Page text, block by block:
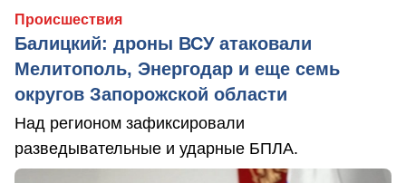
Происшествия
Балицкий: дроны ВСУ атаковали
Мелитополь, Энергодар и еще семь
округов Запорожской области
Над регионом зафиксировали
разведывательные и ударные БПЛА.